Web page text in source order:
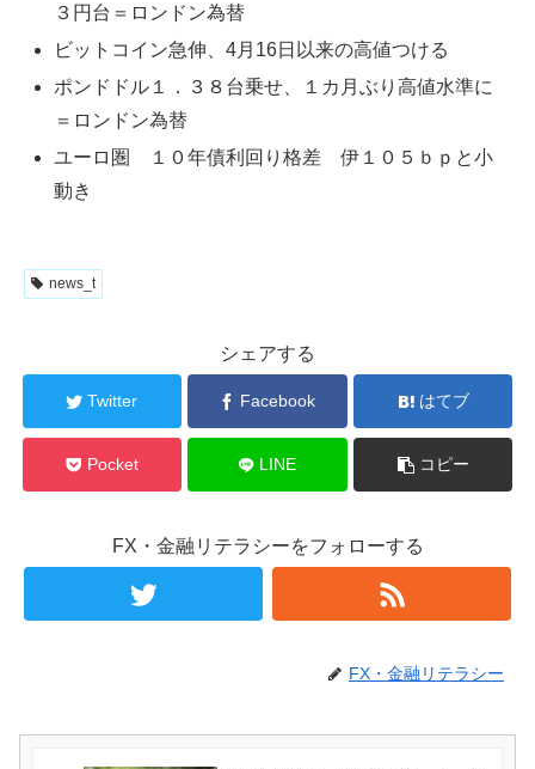
３円台＝ロンドン為替
ビットコイン急伸、4月16日以来の高値つける
ポンドドル１．３８台乗せ、１カ月ぶり高値水準に
＝ロンドン為替
ユーロ圏 １０年債利回り格差 伊１０５ｂｐと小
動き
news_t
シェアする
Twitter Facebook はてブ
Pocket LINE コピー
FX・金融リテラシーをフォローする
FX・金融リテラシー